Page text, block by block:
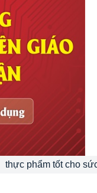
thực phẩm tốt cho